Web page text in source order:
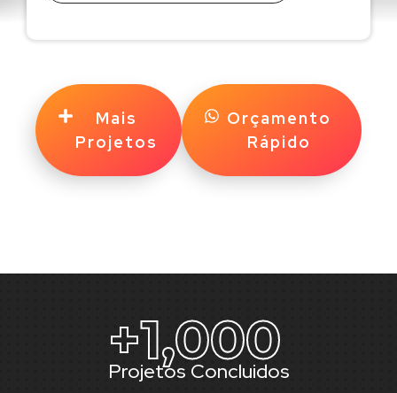
Mais
Projetos
Orçamento
Rápido
+1,000
Projetos Concluidos